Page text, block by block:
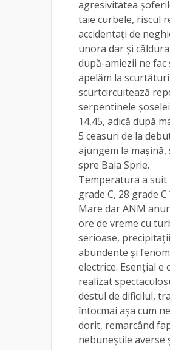
agresivitatea
taie curbele, riscul
accidentați de
unora dar și
după-amiezii ne fac
apelăm la
scurtcircuitează
serpentinele
14,45, adică după
5 ceasuri de la
ajungem la mașină,
spre Baia Sprie.
Temperatura a suit
grade C, 28 grade
Mare dar ANM
ore de vreme cu
serioase, precipitații
abundente și
electrice. Esențial e
realizat
destul de dificilul,
întocmai așa cum
dorit, remarcând
nebuneștile averse